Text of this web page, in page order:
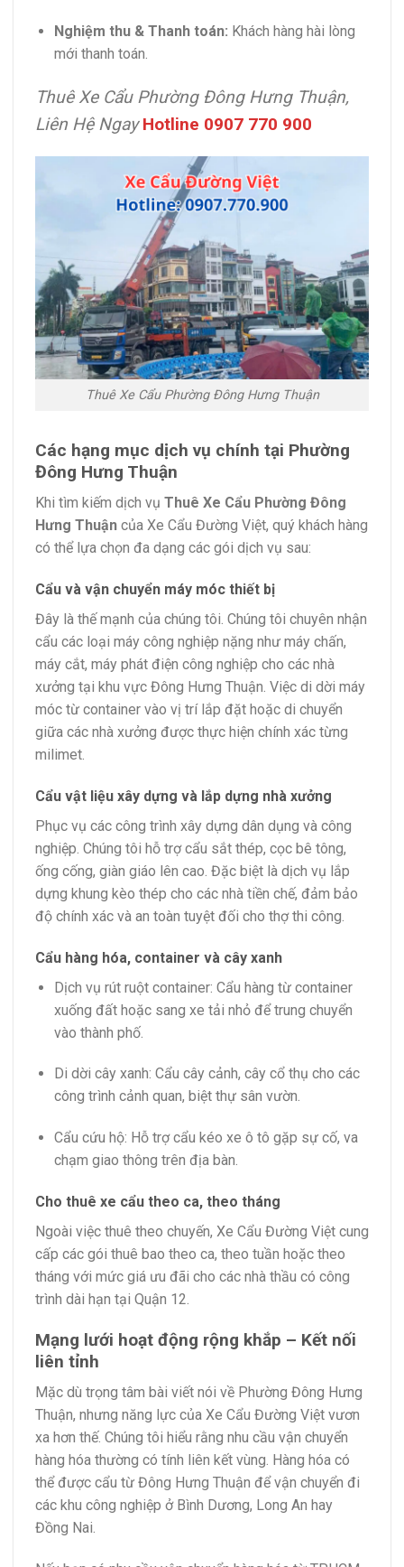
Nghiệm thu & Thanh toán: Khách hàng hài lòng
mới thanh toán.
Thuê Xe Cẩu Phường Đông Hưng Thuận,
Liên Hệ Ngay Hotline 0907 770 900
Thuê Xe Cẩu Phường Đông Hưng Thuận
Các hạng mục dịch vụ chính tại Phường
Đông Hưng Thuận
Khi tìm kiếm dịch vụ Thuê Xe Cẩu Phường Đông
Hưng Thuận của Xe Cẩu Đường Việt, quý khách hàng
có thể lựa chọn đa dạng các gói dịch vụ sau:
Cẩu và vận chuyển máy móc thiết bị
Đây là thế mạnh của chúng tôi. Chúng tôi chuyên nhận
cẩu các loại máy công nghiệp nặng như máy chấn,
máy cắt, máy phát điện công nghiệp cho các nhà
xưởng tại khu vực Đông Hưng Thuận. Việc di dời máy
móc từ container vào vị trí lắp đặt hoặc di chuyển
giữa các nhà xưởng được thực hiện chính xác từng
milimet.
Cẩu vật liệu xây dựng và lắp dựng nhà xưởng
Phục vụ các công trình xây dựng dân dụng và công
nghiệp. Chúng tôi hỗ trợ cẩu sắt thép, cọc bê tông,
ống cống, giàn giáo lên cao. Đặc biệt là dịch vụ lắp
dựng khung kèo thép cho các nhà tiền chế, đảm bảo
độ chính xác và an toàn tuyệt đối cho thợ thi công.
Cẩu hàng hóa, container và cây xanh
Dịch vụ rút ruột container: Cẩu hàng từ container
xuống đất hoặc sang xe tải nhỏ để trung chuyển
vào thành phố.
Di dời cây xanh: Cẩu cây cảnh, cây cổ thụ cho các
công trình cảnh quan, biệt thự sân vườn.
Cẩu cứu hộ: Hỗ trợ cẩu kéo xe ô tô gặp sự cố, va
chạm giao thông trên địa bàn.
Cho thuê xe cẩu theo ca, theo tháng
Ngoài việc thuê theo chuyến, Xe Cẩu Đường Việt cung
cấp các gói thuê bao theo ca, theo tuần hoặc theo
tháng với mức giá ưu đãi cho các nhà thầu có công
trình dài hạn tại Quận 12.
Mạng lưới hoạt động rộng khắp – Kết nối
liên tỉnh
Mặc dù trọng tâm bài viết nói về Phường Đông Hưng
Thuận, nhưng năng lực của Xe Cẩu Đường Việt vươn
xa hơn thế. Chúng tôi hiểu rằng nhu cầu vận chuyển
hàng hóa thường có tính liên kết vùng. Hàng hóa có
thể được cẩu từ Đông Hưng Thuận để vận chuyển đi
các khu công nghiệp ở Bình Dương, Long An hay
Đồng Nai.